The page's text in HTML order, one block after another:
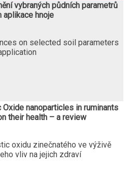
vybraných půdních parametrů
hnoje
on selected soil parameters
nanoparticles in ruminants
their health – a review
oxidu zinečnatého ve výživě
vliv na jejich zdraví